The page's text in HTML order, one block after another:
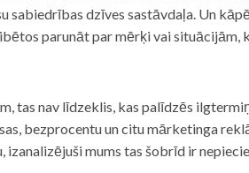
dzīves sastāvdaļa. Un
parunāt par mērķi vai
nav līdzeklis, kas palīdzēs
bezprocentu un citu mārketinga
mums tas šobrīd ir